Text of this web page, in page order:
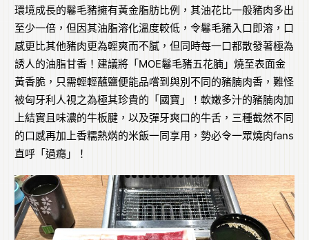
環境成長的鬈毛豬擁有黃金脂肪比例，其油花比一般豬肉多出
至少一倍，但因其油脂溶化溫度較低，令鬈毛豬入口即溶，口
感更比其他豬肉更為輕爽而不膩，但同時每一口都散發著極為
誘人的油脂甘香！建議將「MOE鬈毛豬五花腩」燒至表面金
黃香脆，只需輕輕蘸鹽便能品嚐到與別不同的豬腩肉香，難怪
被匈牙利人視之為極其珍貴的「國寶」！軟嫩多汁的豬腩肉加
上結實且味濃的牛板腱，以及彈牙爽口的牛舌，三種截然不同
的口感再加上香糯熱焫的米飯一同享用，勢必令一眾燒肉fans
直呼「過癮」！